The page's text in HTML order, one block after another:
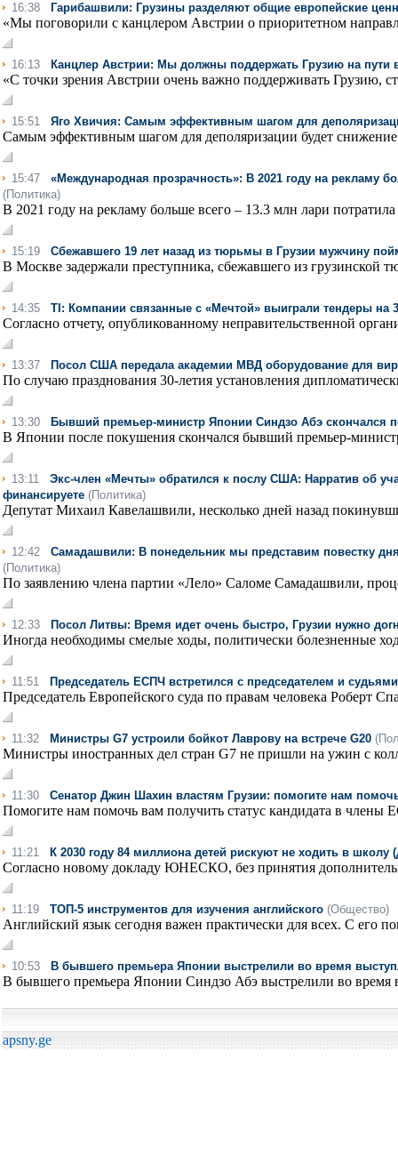
16:38 Гарибашвили: Грузины разделяют общие европейские
«Мы поговорили с канцлером Австрии о приоритетном
16:13 Канцлер Австрии: Мы должны поддержать Грузию на пути
«С точки зрения Австрии очень важно поддерживать Грузию,
15:51 Яго Хвичия: Самым эффективным шагом для
Самым эффективным шагом для деполяризации будет снижение
15:47 «Международная прозрачность»: В 2021 году на рекламу
(Политика)
В 2021 году на рекламу больше всего – 13.3 млн лари
15:19 Сбежавшего 19 лет назад из тюрьмы в Грузии мужчину
В Москве задержали преступника, сбежавшего из грузинской
14:35 TI: Компании связанные с «Мечтой» выиграли тендеры на
Согласно отчету, опубликованному неправительственной
13:37 Посол США передала академии МВД оборудование для
По случаю празднования 30-летия установления
13:30 Бывший премьер-министр Японии Синдзо Абэ скончался
В Японии после покушения скончался бывший премьер-
13:11 Экс-член «Мечты» обратился к послу США: Нарратив об
финансируете (Политика)
Депутат Михаил Кавелашвили, несколько дней назад
12:42 Самадашвили: В понедельник мы представим повестку
(Политика)
По заявлению члена партии «Лело» Саломе Самадашвили,
12:33 Посол Литвы: Время идет очень быстро, Грузии нужно
Иногда необходимы смелые ходы, политически болезненные
11:51 Председатель ЕСПЧ встретился с председателем и
Председатель Европейского суда по правам человека Роберт
11:32 Министры G7 устроили бойкот Лаврову на встрече G20
Министры иностранных дел стран G7 не пришли на ужин с
11:30 Сенатор Джин Шахин властям Грузии: помогите нам
Помогите нам помочь вам получить статус кандидата в члены
11:21 К 2030 году 84 миллиона детей рискуют не ходить в
Согласно новому докладу ЮНЕСКО, без принятия
11:19 ТОП-5 инструментов для изучения английского (Общество)
Английский язык сегодня важен практически для всех. С его
10:53 В бывшего премьера Японии выстрелили во время
В бывшего премьера Японии Синдзо Абэ выстрелили во время
apsny.ge